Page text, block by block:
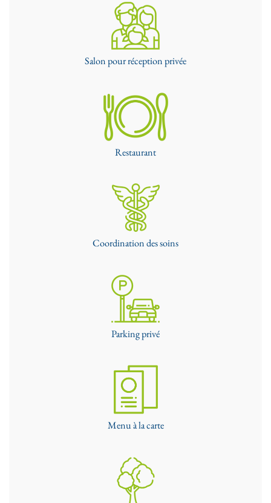
Salon pour réception privée
Restaurant
Coordination des soins
Parking privé
Menu à la carte